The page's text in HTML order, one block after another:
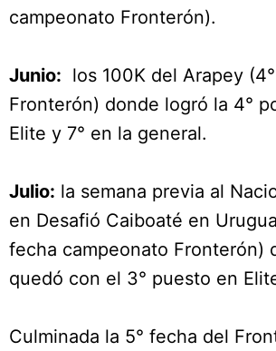
campeonato Fronterón).
Junio: los 100K del Arapey
Fronterón) donde logró la 4°
Elite y 7° en la general.
Julio: la semana previa al
en Desafió Caiboaté en
fecha campeonato Fronterón)
quedó con el 3° puesto en
Culminada la 5° fecha del